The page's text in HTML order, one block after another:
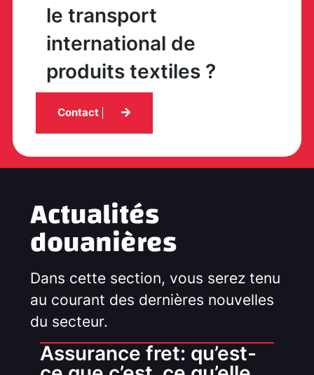
le transport
international de
produits textiles ?
Contact
Actualités
douanières
Dans cette section, vous serez tenu
au courant des dernières nouvelles
du secteur.
Assurance fret: qu’est-